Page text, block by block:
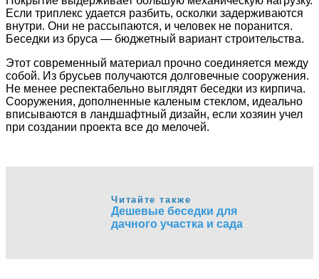
Если триплекс удается разбить, осколки задерживаются
внутри. Они не рассыпаются, и человек не поранится.
Беседки из бруса — бюджетный вариант строительства.
Этот современный материал прочно соединяется между
собой. Из брусьев получаются долговечные сооружения.
Не менее респектабельно выглядят беседки из кирпича.
Сооружения, дополненные каленым стеклом, идеально
вписываются в ландшафтный дизайн, если хозяин учел
при создании проекта все до мелочей.
Читайте также
Дешевые беседки для
дачного участка и сада